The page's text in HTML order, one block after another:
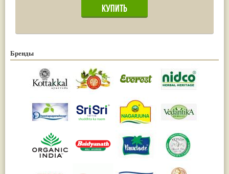
Бренды